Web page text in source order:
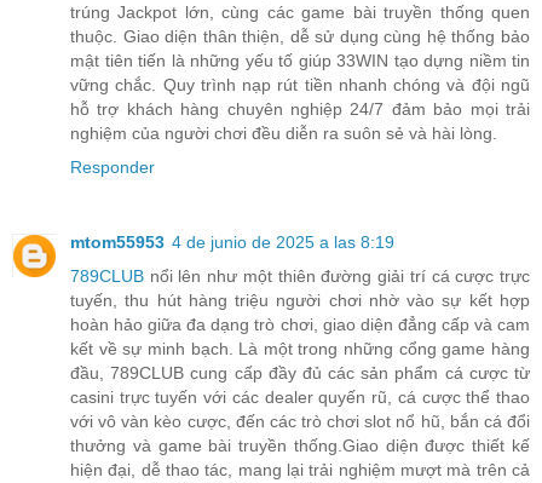
trúng Jackpot lớn, cùng các game bài truyền thống quen
thuộc. Giao diện thân thiện, dễ sử dụng cùng hệ thống bảo
mật tiên tiến là những yếu tố giúp 33WIN tạo dựng niềm tin
vững chắc. Quy trình nạp rút tiền nhanh chóng và đội ngũ
hỗ trợ khách hàng chuyên nghiệp 24/7 đảm bảo mọi trải
nghiệm của người chơi đều diễn ra suôn sẻ và hài lòng.
Responder
mtom55953 4 de junio de 2025 a las 8:19
789CLUB nổi lên như một thiên đường giải trí cá cược trực
tuyến, thu hút hàng triệu người chơi nhờ vào sự kết hợp
hoàn hảo giữa đa dạng trò chơi, giao diện đẳng cấp và cam
kết về sự minh bạch. Là một trong những cổng game hàng
đầu, 789CLUB cung cấp đầy đủ các sản phẩm cá cược từ
casini trực tuyến với các dealer quyến rũ, cá cược thể thao
với vô vàn kèo cược, đến các trò chơi slot nổ hũ, bắn cá đổi
thưởng và game bài truyền thống.Giao diện được thiết kế
hiện đại, dễ thao tác, mang lại trải nghiệm mượt mà trên cả